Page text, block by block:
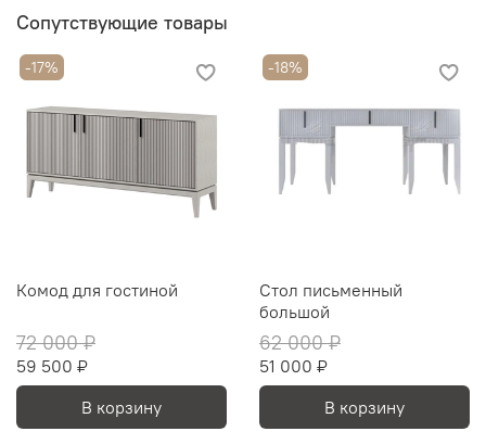
Сопутствующие товары
-17%
Комод для гостиной
72 000 ₽
59 500 ₽
В корзину
-18%
Стол письменный
большой
62 000 ₽
51 000 ₽
В корзину